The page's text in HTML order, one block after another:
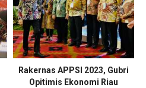
Rakernas APPSI 2023, Gubri
Opitimis Ekonomi Riau